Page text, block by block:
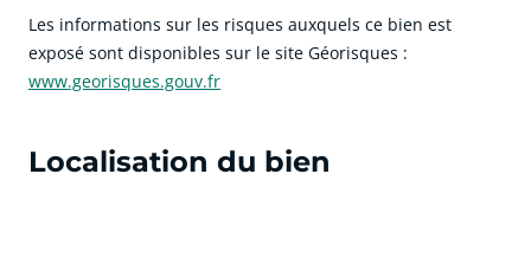
Les informations sur les risques auxquels ce bien est
exposé sont disponibles sur le site Géorisques :
www.georisques.gouv.fr
Localisation du bien